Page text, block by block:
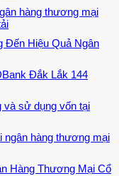
hàng thương mại
Đến Hiệu Quả Ngân
Đắk Lắk 144
và sử dụng vốn tại
ngân hàng thương mại
Hàng Thương Mại Cổ